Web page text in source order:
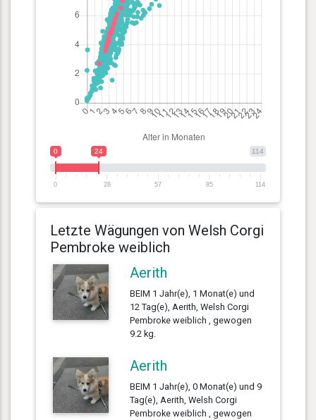
114
0 24
0 28 57 85 114
Letzte Wägungen von Welsh Corgi
Pembroke weiblich
Aerith
BEIM 1 Jahr(e), 1 Monat(e) und
12 Tag(e), Aerith, Welsh Corgi
Pembroke weiblich , gewogen
9.2 kg.
Aerith
BEIM 1 Jahr(e), 0 Monat(e) und 9
Tag(e), Aerith, Welsh Corgi
Pembroke weiblich , gewogen